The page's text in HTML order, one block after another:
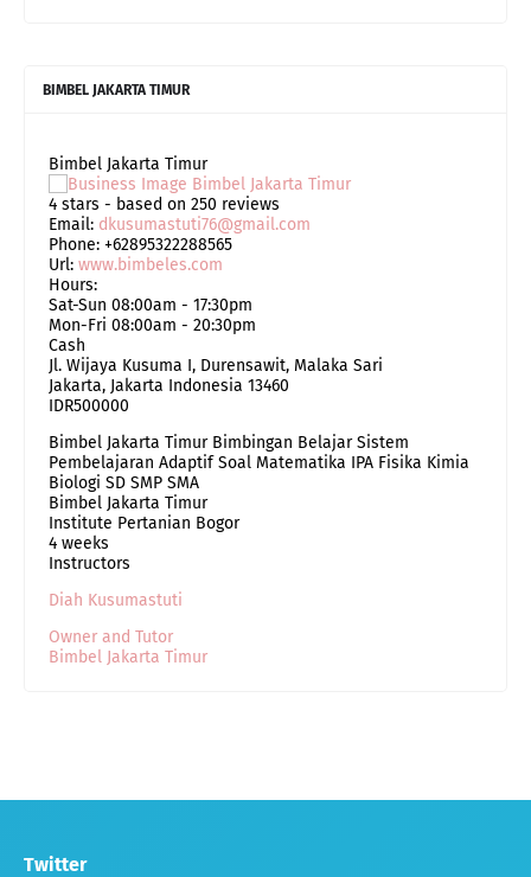
BIMBEL JAKARTA TIMUR
Bimbel Jakarta Timur
4 stars - based on 250 reviews
Email: dkusumastuti76@gmail.com
Phone: +62895322288565
Url: www.bimbeles.com
Hours:
Sat-Sun 08:00am - 17:30pm
Mon-Fri 08:00am - 20:30pm
Cash
Jl. Wijaya Kusuma I, Durensawit, Malaka Sari
Jakarta, Jakarta Indonesia 13460
IDR500000
Bimbel Jakarta Timur Bimbingan Belajar Sistem
Pembelajaran Adaptif Soal Matematika IPA Fisika Kimia
Biologi SD SMP SMA
Bimbel Jakarta Timur
Institute Pertanian Bogor
4 weeks
Instructors
Diah Kusumastuti
Owner and Tutor
Bimbel Jakarta Timur
Twitter